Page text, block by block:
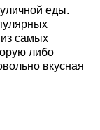
еды.
самых
либо
вкусная